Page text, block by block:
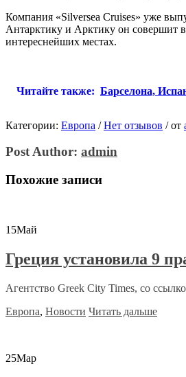
Компания «Silversea Cruises» уже
Антарктику и Арктику он совершит
интереснейших местах.
Читайте также: Барселона,
Категории: Европа / Нет отзывов /от
Post Author: admin
Похожие записи
15Май
Греция установила 9
Агентство Greek City Times, со
Европа, Новости Читать дальше
25Мар